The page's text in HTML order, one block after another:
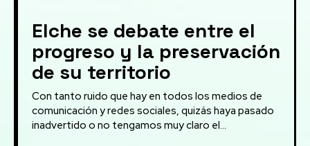
Elche se debate entre el
progreso y la preservación
de su territorio
Con tanto ruido que hay en todos los medios de
comunicación y redes sociales, quizás haya pasado
inadvertido o no tengamos muy claro el...